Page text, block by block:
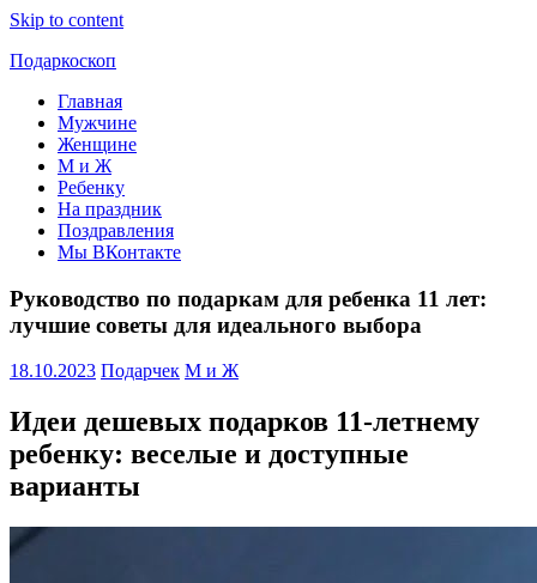
Skip to content
Подаркоскоп
Поможем
выбрать
подарить
Главная
Мужчине
Женщине
М и Ж
Ребенку
На праздник
Поздравления
Мы ВКонтакте
Руководство по подаркам для ребенка 11 лет:
лучшие советы для идеального выбора
18.10.2023 Подарчек М и Ж
Идеи дешевых подарков 11-летнему
ребенку: веселые и доступные
варианты